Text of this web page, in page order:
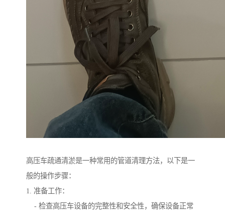
高压车疏通清淤是一种常用的管道清理方法，以下是一
般的操作步骤：
1. 准备工作：
- 检查高压车设备的完整性和安全性，确保设备正常